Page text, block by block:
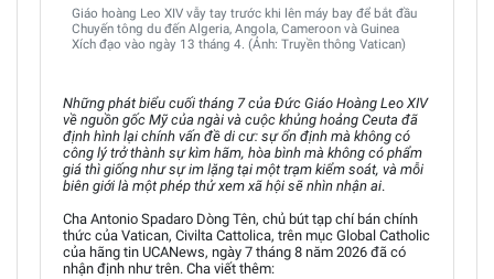
Giáo hoàng Leo XIV vẫy tay trước khi lên máy bay để bắt đầu
Chuyến tông du đến Algeria, Angola, Cameroon và Guinea
Xích đạo vào ngày 13 tháng 4. (Ảnh: Truyền thông Vatican)
Những phát biểu cuối tháng 7 của Đức Giáo Hoàng Leo XIV
về nguồn gốc Mỹ của ngài và cuộc khủng hoảng Ceuta đã
định hình lại chính vấn đề di cư: sự ổn định mà không có
công lý trở thành sự kìm hãm, hòa bình mà không có phẩm
giá thì giống như sự im lặng tại một trạm kiểm soát, và mỗi
biên giới là một phép thử xem xã hội sẽ nhìn nhận ai.
Cha Antonio Spadaro Dòng Tên, chủ bút tạp chí bán chính
thức của Vatican, Civilta Cattolica, trên mục Global Catholic
của hãng tin UCANews, ngày 7 tháng 8 năm 2026 đã có
nhận định như trên. Cha viết thêm: